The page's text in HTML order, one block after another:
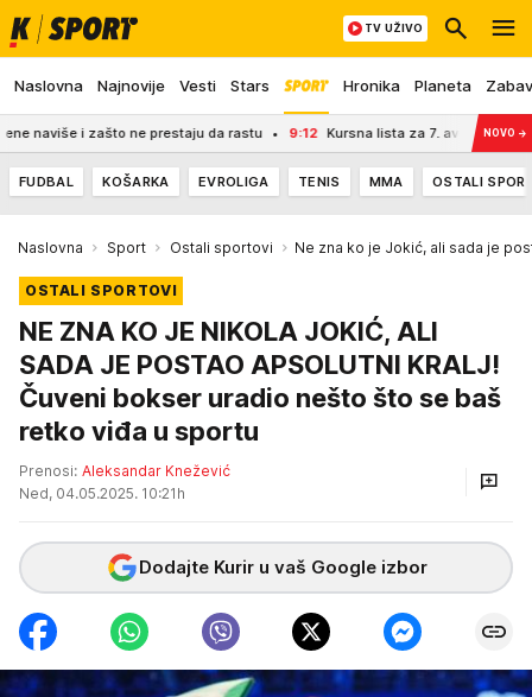
Naslovna Najnovije Vesti Stars Hronika Planeta
TV UŽIVO
i zašto ne prestaju da rastu 9:12 Kursna lista za 7. avgust 2026: NOVO →
FUDBAL KOŠARKA EVROLIGA TENIS MMA OSTALI
Naslovna Sport Ostali sportovi Ne zna ko je Jokić, ali sada je
OSTALI SPORTOVI
NE ZNA KO JE NIKOLA JOKIĆ, ALI
SADA JE POSTAO APSOLUTNI KRALJ!
Čuveni bokser uradio nešto što se baš
retko viđa u sportu
Prenosi: Aleksandar Knežević
Ned, 04.05.2025. 10:21h
Dodajte Kurir u vaš Google izbor